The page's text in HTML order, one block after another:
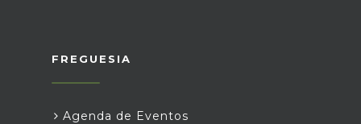
FREGUESIA
Agenda de Eventos